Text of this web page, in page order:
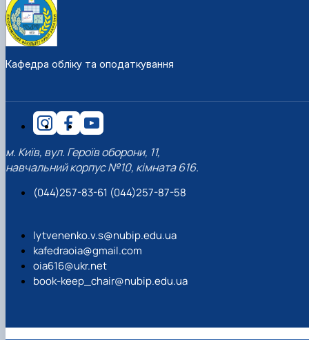
Кафедра обліку та оподаткування
м. Київ, вул. Героїв оборони, 11,
навчальний корпус №10, кімната 616.
(044)257-83-61 (044)257-87-58
lytvenenko.v.s@nubip.edu.ua
kafedraoia@gmail.com
oia616@ukr.net
book-keep_chair@nubip.edu.ua